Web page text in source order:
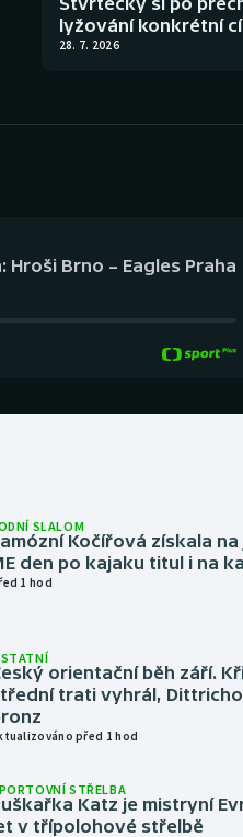
lyžování konkrétní
28. 7. 2026
Brno – Eagles Praha
SLALOM
Kočířová získala
den po kajaku titul i na
1 hod
orientační běh září.
trati vyhrál,
před 1 hod
STŘELBA
Katz je mistryní
v třípolohové střelbě